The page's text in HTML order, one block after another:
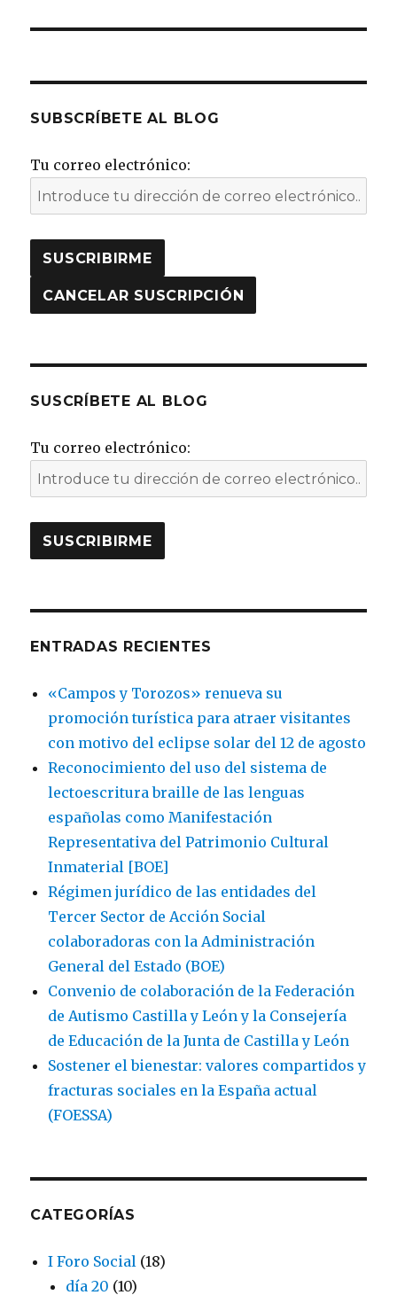
SUBSCRÍBETE AL BLOG
Tu correo electrónico:
SUSCRÍBETE AL BLOG
Tu correo electrónico:
ENTRADAS RECIENTES
«Campos y Torozos» renueva su
promoción turística para atraer visitantes
con motivo del eclipse solar del 12 de agosto
Reconocimiento del uso del sistema de
lectoescritura braille de las lenguas
españolas como Manifestación
Representativa del Patrimonio Cultural
Inmaterial [BOE]
Régimen jurídico de las entidades del
Tercer Sector de Acción Social
colaboradoras con la Administración
General del Estado (BOE)
Convenio de colaboración de la Federación
de Autismo Castilla y León y la Consejería
de Educación de la Junta de Castilla y León
Sostener el bienestar: valores compartidos y
fracturas sociales en la España actual
(FOESSA)
CATEGORÍAS
I Foro Social (18)
día 20 (10)